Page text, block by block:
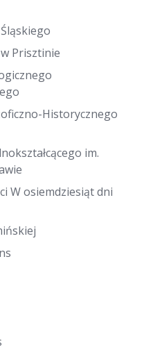
Prisztinie
Historycznego
im.
W osiemdziesiąt dni